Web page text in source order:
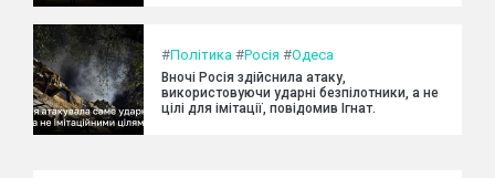
#Політика #Росія #Одеса
Вночі Росія здійснила атаку,
використовуючи ударні безпілотники, а не
цілі для імітації, повідомив Ігнат.